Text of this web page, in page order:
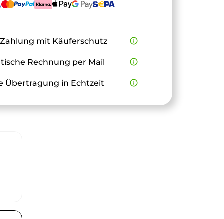
mit Käuferschutz info_outline
Rechnung per Mail info_outline
Übertragung in Echtzeit info_outline